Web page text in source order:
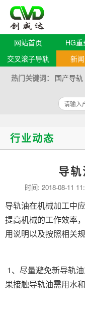
网站首页 HG
交叉滚子导轨
新
热门关键词：
国产导轨
行业动态
导
时间: 2018-08-11
导轨油在机械加工中
提高机械的工作效率
用说明以及按照相关
1、尽量避免新导轨
果接触导轨油需用水